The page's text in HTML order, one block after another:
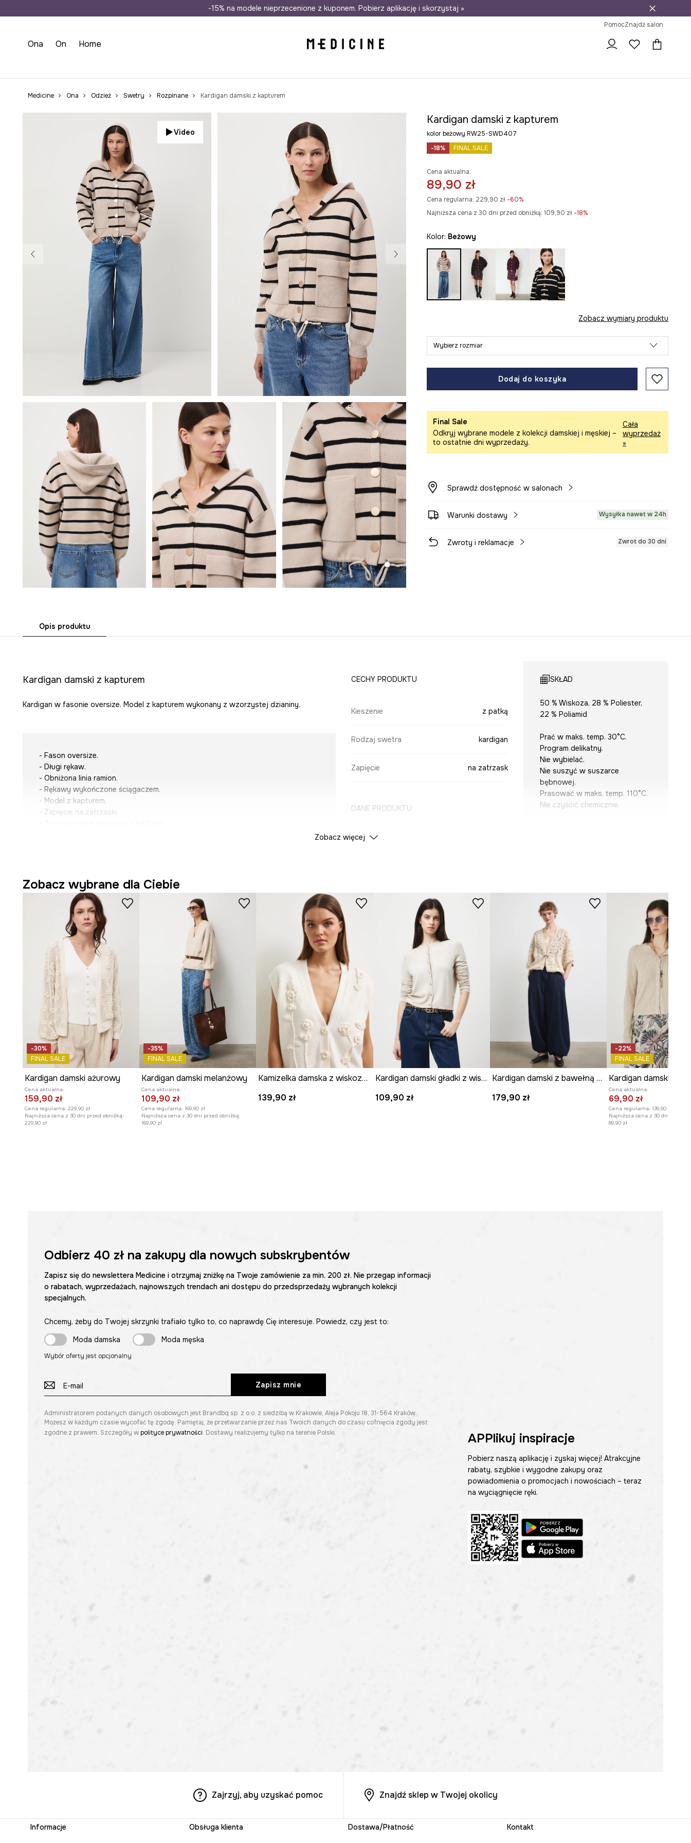
Wysyłka nawet w 24h Darmowa dostawa do salonów 30 dni na zwrot
-15% na modele nieprzecenione z kuponem. Pobierz aplikację i skorzystaj »
PomocZnajdź salon
Ona On Home
Medicine Ona Odzież Swetry Rozpinane Kardigan damski z kapturem
Video
Kardigan damski z kapturem
kolor beżowy RW25-SWD407
-18%
FINAL SALE
Cena aktualna:
89,90 zł
Cena regularna: 229,90 zł-60%
Najniższa cena z 30 dni przed obniżką: 109,90 zł -18%
Kolor: beżowy
Zobacz wymiary produktu
Wybierz rozmiar
Dodaj do koszyka
Final Sale
Odkryj wybrane modele z kolekcji damskiej i męskiej –
to ostatnie dni wyprzedaży.
Cała
wyprzedaż
»
Sprawdź dostępność w salonach
Warunki dostawy Wysyłka nawet w 24h
Zwroty i reklamacje Zwrot do 30 dni
Opis produktu
Kardigan damski z kapturem
Kardigan w fasonie oversize. Model z kapturem wykonany z wzorzystej dzianiny.
- Fason oversize.
- Długi rękaw.
- Obniżona linia ramion.
- Rękawy wykończone ściągaczem.
- Model z kapturem.
- Zapięcie na zatrzaski.
- Wzorzysta dzianina.
- Wzór w pasy.
- Długość: 56,5 cm.
- Szerokość w biuście: 59 cm.
- Wymiary podane dla rozmiaru: S.
CECHY PRODUKTU
Kieszenie z patką
Rodzaj swetra kardigan
Zapięcie na zatrzask
DANE PRODUKTU
Kolor
Producent
SKŁAD
50 % Wiskoza, 28 % Poliester,
22 % Poliamid
Prać w maks. temp. 30°C.
Program delikatny.
Nie wybielać.
Nie suszyć w suszarce
bębnowej.
Prasować w maks. temp. 110°C.
Nie czyścić chemicznie.
Rodzaj rękawa: opadający
WYMIARY
Zobacz wymiary produktu
Zobacz więcej
Zobacz wybrane dla Ciebie
-30%
FINAL SALE
Kardigan damski ażurowy
Cena aktualna:
159,90 zł
Cena regularna: 229,90 zł
Najniższa cena z 30 dni przed obniżką:
229,90 zł
-35%
FINAL SALE
Kardigan damski melanżowy
Cena aktualna:
109,90 zł
Cena regularna: 169,90 zł
Najniższa cena z 30 dni przed obniżką:
169,90 zł
Kamizelka damska z wiskozą z aplikacją
139,90 zł
Kardigan damski gładki z wiskozą
109,90 zł
Kardigan damski z bawełną ażurowy
179,90 zł
-22%
FINAL SALE
Kardigan damski
Cena aktualna:
69,90 zł
Cena regularna: 139,90 zł
Najniższa cena z 30 dni przed
89,90 zł
Odbierz 40 złna zakupy dla nowych subskrybentów
Zapisz się do newslettera Medicine i otrzymaj zniżkę na Twoje zamówienie za min. 200 zł. Nie przegap informacji
o rabatach, wyprzedażach, najnowszych trendach ani dostępu do przedsprzedaży wybranych kolekcji
specjalnych.
Chcemy, żeby do Twojej skrzynki trafiało tylko to, co naprawdę Cię interesuje. Powiedz, czy jest to:
Moda damska
Moda męska
Wybór oferty jest opcjonalny
Zapisz mnie
Administratorem podanych danych osobowych jest Brandbq sp. z o.o. z siedzibą w Krakowie, Aleja Pokoju 18, 31-564 Kraków.
Możesz w każdym czasie wycofać tę zgodę. Pamiętaj, że przetwarzanie przez nas Twoich danych do czasu cofnięcia zgody jest
zgodne z prawem. Szczegóły w polityce prywatności. Dostawy realizujemy tylko na terenie Polski. APPlikuj inspiracje
Pobierz naszą aplikację i zyskaj więcej! Atrakcyjne
rabaty, szybkie i wygodne zakupy oraz
powiadomienia o promocjach i nowościach – teraz
na wyciągnięcie ręki.
Zajrzyj, aby uzyskać pomoc Znajdź sklep w Twojej okolicy
Informacje Obsługa klienta Dostawa/Płatność Kontakt